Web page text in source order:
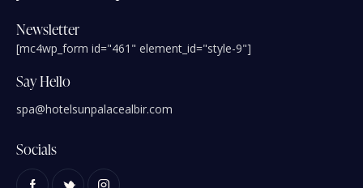
Newsletter
[mc4wp_form id="461" element_id="style-9"]
Say Hello
spa@hotelsunpalacealbir.com
Socials